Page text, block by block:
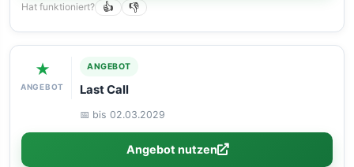
Hat funktioniert? 👍 👎
★
ANGEBOT
ANGEBOT
Last Call
📅 bis 02.03.2029
Angebot nutzen